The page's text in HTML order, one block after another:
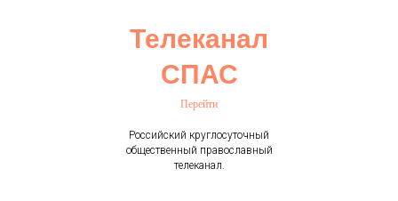
Телеканал
СПАС
Перейти
Российский круглосуточный
общественный православный
телеканал.